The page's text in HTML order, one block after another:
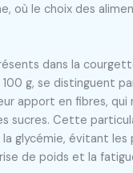
où le choix des
dans la
g, se distinguent
apport en fibres, qui
sucres. Cette
glycémie, évitant les
de poids et la